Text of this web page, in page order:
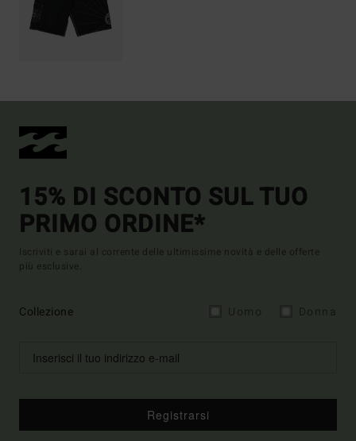
15% DI SCONTO SUL TUO
PRIMO ORDINE*
Iscriviti e sarai al corrente delle ultimissime novità e delle offerte
più esclusive.
Collezione
Registrarsi